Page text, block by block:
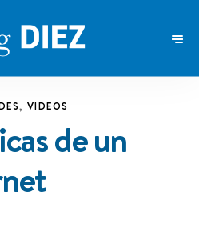
,VIDEOS
de un